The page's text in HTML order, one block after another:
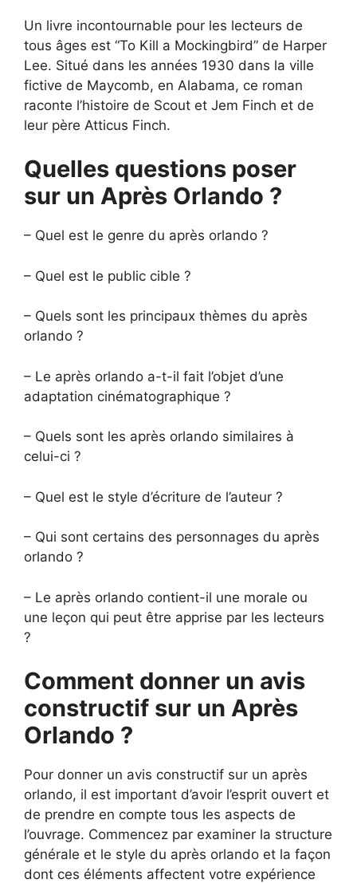
Un livre incontournable pour les lecteurs de
tous âges est “To Kill a Mockingbird” de Harper
Lee. Situé dans les années 1930 dans la ville
fictive de Maycomb, en Alabama, ce roman
raconte l’histoire de Scout et Jem Finch et de
leur père Atticus Finch.
Quelles questions poser
sur un Après Orlando ?
– Quel est le genre du après orlando ?
– Quel est le public cible ?
– Quels sont les principaux thèmes du après
orlando ?
– Le après orlando a-t-il fait l’objet d’une
adaptation cinématographique ?
– Quels sont les après orlando similaires à
celui-ci ?
– Quel est le style d’écriture de l’auteur ?
– Qui sont certains des personnages du après
orlando ?
– Le après orlando contient-il une morale ou
une leçon qui peut être apprise par les lecteurs
?
Comment donner un avis
constructif sur un Après
Orlando ?
Pour donner un avis constructif sur un après
orlando, il est important d’avoir l’esprit ouvert et
de prendre en compte tous les aspects de
l’ouvrage. Commencez par examiner la structure
générale et le style du après orlando et la façon
dont ces éléments affectent votre expérience